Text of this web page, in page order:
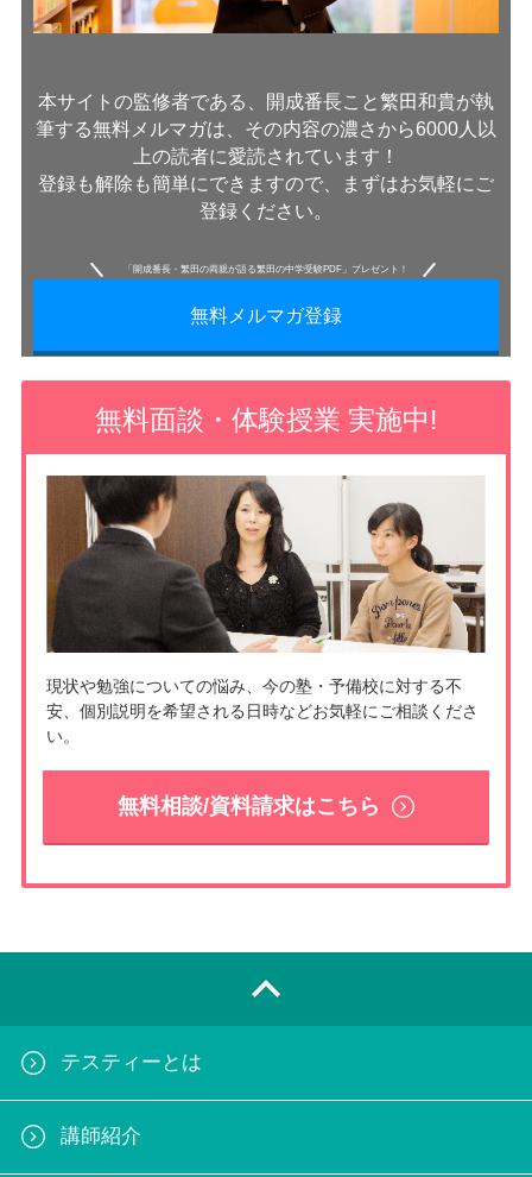
本サイトの監修者である、開成番長こと繁田和貴が執
筆する無料メルマガは、その内容の濃さから6000人以
上の読者に愛読されています！
登録も解除も簡単にできますので、まずはお気軽にご
登録ください。
「開成番長・繁田の両親が語る繁田の中学受験PDF」プレゼント！
無料メルマガ登録
無料面談・体験授業 実施中!
現状や勉強についての悩み、今の塾・予備校に対する不
安、個別説明を希望される日時などお気軽にご相談くださ
い。
無料相談/資料請求はこちら
テスティーとは
講師紹介